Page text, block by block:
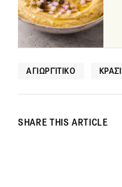
ΑΓΙΩΡΓΊΤΙΚΟ ΚΡΑΣΊ
SHARE THIS ARTICLE